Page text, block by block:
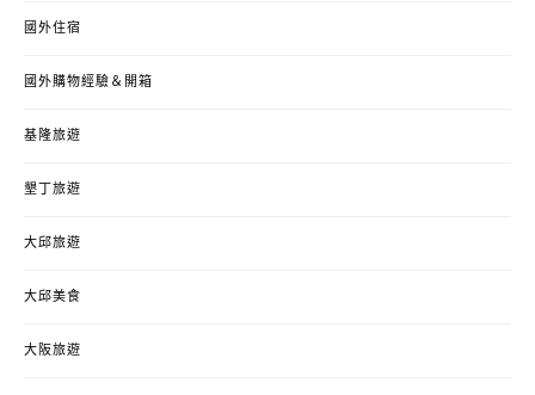
國外住宿
國外購物經驗＆開箱
基隆旅遊
墾丁旅遊
大邱旅遊
大邱美食
大阪旅遊